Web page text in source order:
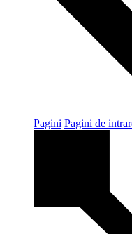
Pagini Pagini de